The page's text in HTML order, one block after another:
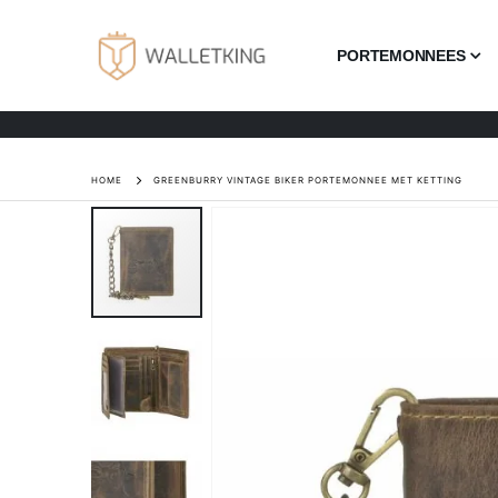
PORTEMONNEES
HOME GREENBURRY VINTAGE BIKER PORTEMONNEE MET KETTING
Ga
naar
het
einde
van
afbeeldingen-
gallerij